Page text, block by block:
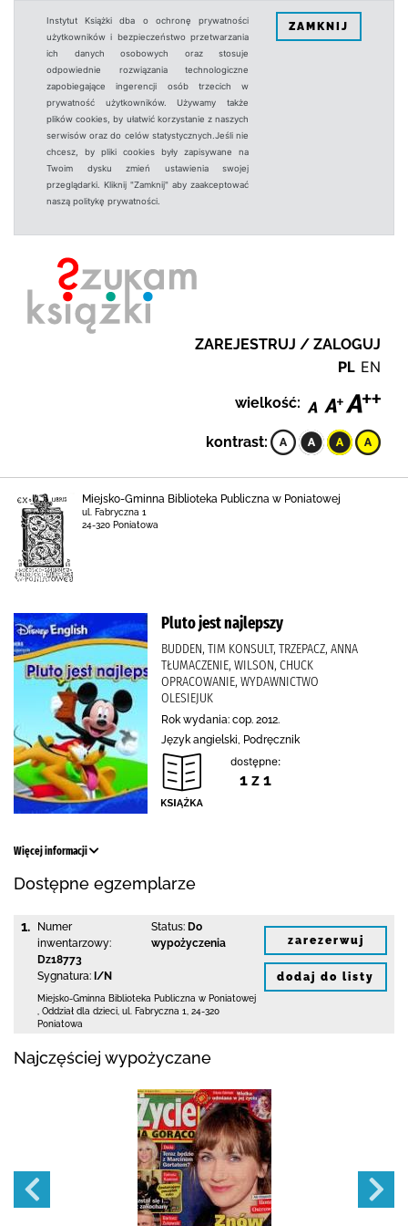
Instytut Książki dba o ochronę prywatności
użytkowników i bezpieczeństwo przetwarzania
ich danych osobowych oraz stosuje
odpowiednie rozwiązania technologiczne
zapobiegające ingerencji osób trzecich w
prywatność użytkowników. Używamy także
plików cookies, by ułatwić korzystanie z naszych
serwisów oraz do celów statystycznych.Jeśli nie
chcesz, by pliki cookies były zapisywane na
Twoim dysku zmień ustawienia swojej
przeglądarki. Kliknij "Zamknij" aby zaakceptować
naszą politykę prywatności.
ZAMKNIJ
ZAREJESTRUJ / ZALOGUJ
PL EN
wielkość:
kontrast:
Miejsko-Gminna Biblioteka Publiczna w Poniatowej
ul. Fabryczna 1
24-320 Poniatowa
Pluto jest najlepszy
BUDDEN, TIM KONSULT, TRZEPACZ, ANNA
TŁUMACZENIE, WILSON, CHUCK
OPRACOWANIE, WYDAWNICTWO
OLESIEJUK
Rok wydania: cop. 2012.
Język angielski, Podręcznik
dostępne:
1 z 1
Więcej informacji
Dostępne egzemplarze
1.
Numer
inwentarzowy:
Dz18773
Sygnatura: I/N
Status: Do
wypożyczenia
Miejsko-Gminna Biblioteka Publiczna w Poniatowej
Oddział dla dzieci, ul. Fabryczna 1
24-320
Poniatowa
zarezerwuj
dodaj do listy
Najczęściej wypożyczane